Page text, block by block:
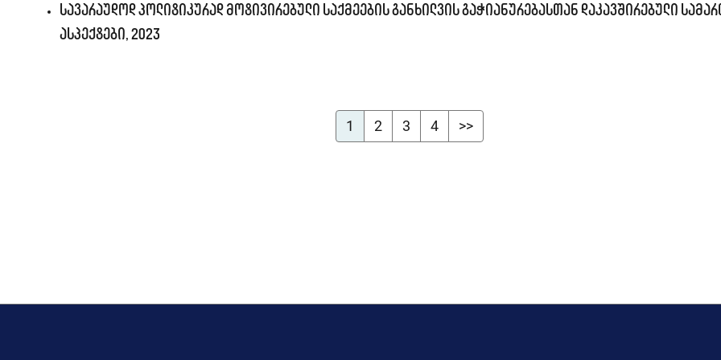
სავარაუდოდ პოლიტიკურად მოტივირებული საქმეების განხილვის გაჭიანურებასთან დაკავშირებული
ასპექტები, 2023
1 2 3 4 >>